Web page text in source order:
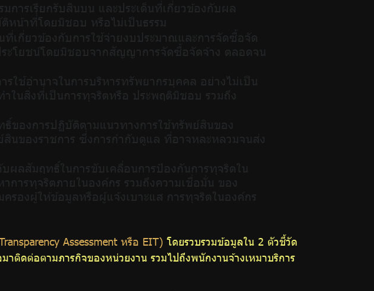
การเรียกรับสินบน และประเด็นที่่เกี่ยวข้องกับผล
น้าที่่โดยมิชอบ หรือไม่เป็นธรรม
นที่เกี่ยวข้องกับการใช้จ่ายงบประมาณและการจัดซื้อจัด
โยชน์โดยมิชอบจากสัญญาการจัดซื้อจัดจ้าง ตลอดจน
ารใช้อำนาจในการบริหารทรัพยากรบุคคล อย่างไม่เป็น
ในสิ่งที่่เป็นการทุจริตหรือ ประพฤติมิชอบ รวมถึง
ธิ์ของการปฏิบัติตามแนวทางการใช้ทรัพย์สินของ
นของราชการ ซึ่่งการกำกับดูแล ที่อาจหละหลวมจนส่ง
บผลสัมฤทธิ์ในการขับเคลื่อนการป้องกันการทุจริตใน
ารทุจริตภายในองค์กร รวมถึงความเชื่อมั่น ของ
ครองผู้ให้ข้อมูลหรือผู้แจ้งเบาะแส การทุจริตในองค์กร
Assessment หรือ EIT) โดยรวบรวมข้อมูลใน 2 ตัวชี้วัด
ติดต่อตามภารกิจของหน่วยงาน รวมไปถึงพนักงานจ้างเหมาบริการ